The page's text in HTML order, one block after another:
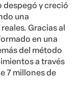
despegó y creció
una
Gracias al
en una
del método
a través
7 millones de